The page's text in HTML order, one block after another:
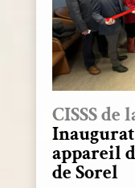
CISSS
appareil
de Sorel